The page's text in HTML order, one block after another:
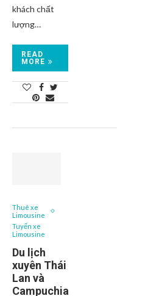
khách chất
lượng…
READ
MORE
Thuê xe
Limousine
Tuyến xe
Limousine
Du lịch
xuyên Thái
Lan và
Campuchia